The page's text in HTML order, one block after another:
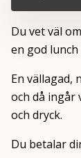
Du vet väl
en god
En
och då ingår
och dryck.
Du betalar